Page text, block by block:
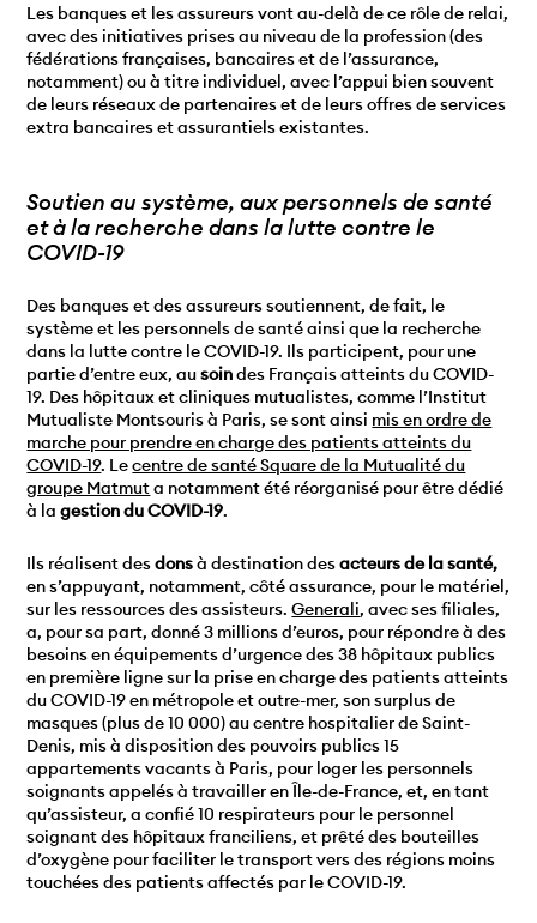
Les banques et les assureurs vont au-delà de ce rôle de relai,
avec des initiatives prises au niveau de la profession (des
fédérations françaises, bancaires et de l’assurance,
notamment) ou à titre individuel, avec l’appui bien souvent
de leurs réseaux de partenaires et de leurs offres de services
extra bancaires et assurantiels existantes.
Soutien au système, aux personnels de santé
et à la recherche dans la lutte contre le
COVID-19
Des banques et des assureurs soutiennent, de fait, le
système et les personnels de santé ainsi que la recherche
dans la lutte contre le COVID-19. Ils participent, pour une
partie d’entre eux, ausoindes Français atteints du COVID-
19. Des hôpitaux et cliniques mutualistes, comme l’Institut
Mutualiste Montsouris à Paris, se sont ainsi mis en ordre de
marche pour prendre en charge des patients atteints du
COVID-19. Lecentre de santé Square de la Mutualité du
groupe Matmuta notamment été réorganisé pour être dédié
à lagestion du COVID-19.
Ils réalisent desdonsà destination desacteurs de la santé,
en s’appuyant, notamment, côté assurance, pour le matériel,
sur les ressources des assisteurs.Generali, avec ses filiales,
a, pour sa part, donné 3 millions d’euros, pour répondre à des
besoins en équipements d’urgence des 38 hôpitaux publics
en première ligne sur la prise en charge des patients atteints
du COVID-19 en métropole et outre-mer, son surplus de
masques (plus de 10 000) au centre hospitalier de Saint-
Denis, mis à disposition des pouvoirs publics 15
appartements vacants à Paris, pour loger les personnels
soignants appelés à travailler en Île-de-France, et, en tant
qu’assisteur, a confié 10 respirateurs pour le personnel
soignant des hôpitaux franciliens, et prêté des bouteilles
d’oxygène pour faciliter le transport vers des régions moins
touchées des patients affectés par le COVID-19.